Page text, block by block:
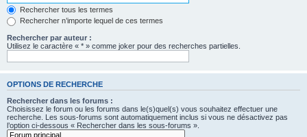
Rechercher tous les termes
Rechercher n’importe lequel de ces termes
Rechercher par auteur :
Utilisez le caractère « * » comme joker pour des recherches partielles.
OPTIONS DE RECHERCHE
Rechercher dans les forums :
Choisissez le forum ou les forums dans le(s)quel(s) vous souhaitez effectuer une
recherche. Les sous-forums sont automatiquement inclus si vous ne désactivez pas
l’option ci-dessous « Rechercher dans les sous-forums ».